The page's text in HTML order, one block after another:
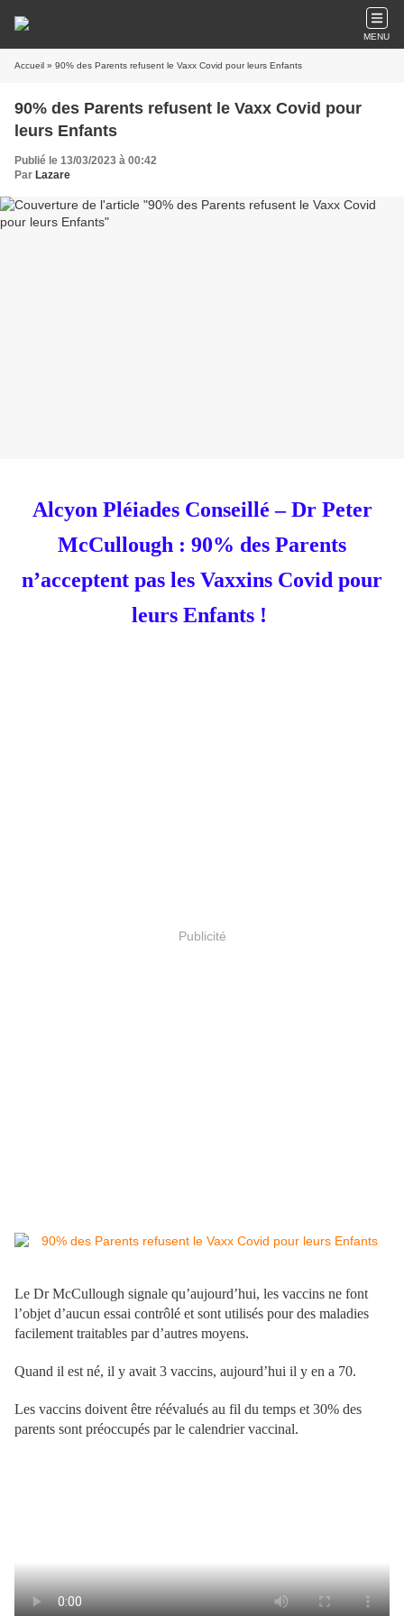
MENU
Accueil » 90% des Parents refusent le Vaxx Covid pour leurs Enfants
90% des Parents refusent le Vaxx Covid pour
leurs Enfants
Publié le 13/03/2023 à 00:42
Par Lazare
Alcyon Pléiades Conseillé – Dr Peter
McCullough : 90% des Parents
n’acceptent pas les Vaxxins Covid pour
leurs Enfants !
Publicité
Le Dr McCullough signale qu’aujourd’hui, les vaccins ne font
l’objet d’aucun essai contrôlé et sont utilisés pour des maladies
facilement traitables par d’autres moyens.
Quand il est né, il y avait 3 vaccins, aujourd’hui il y en a 70.
Les vaccins doivent être réévalués au fil du temps et 30% des
parents sont préoccupés par le calendrier vaccinal.